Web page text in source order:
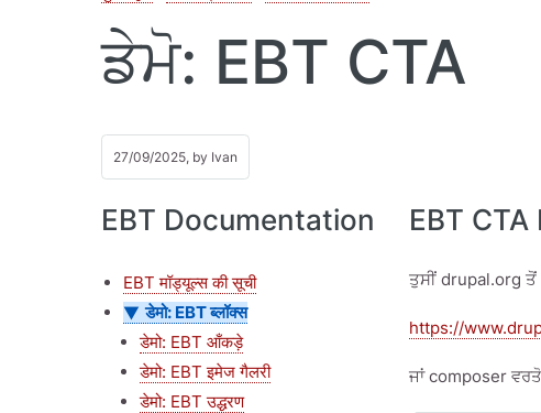
ਡੇਮੋ: EBT CTA
27/09/2025, by Ivan
EBT Documentation
EBT मॉड्यूल्स की सूची
डेमो: EBT ब्लॉक्स
डेमो: EBT आँकड़े
डेमो: EBT इमेज गैलरी
डेमो: EBT उद्धरण
EBT
ਤੁਸੀਂ drupal.org
https://
ਜਾਂ composer